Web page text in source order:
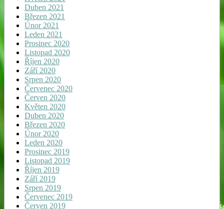
Duben 2021
Březen 2021
Únor 2021
Leden 2021
Prosinec 2020
Listopad 2020
Říjen 2020
Září 2020
Srpen 2020
Červenec 2020
Červen 2020
Květen 2020
Duben 2020
Březen 2020
Únor 2020
Leden 2020
Prosinec 2019
Listopad 2019
Říjen 2019
Září 2019
Srpen 2019
Červenec 2019
Červen 2019